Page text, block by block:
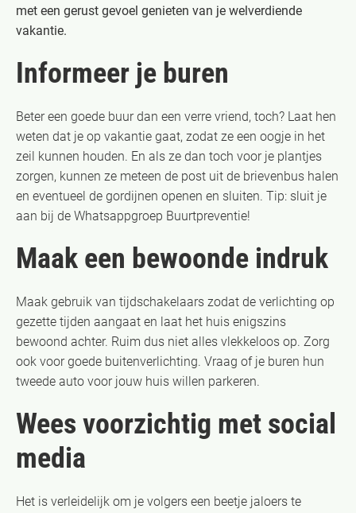
met een gerust gevoel genieten van je welverdiende
vakantie.
Informeer je buren
Beter een goede buur dan een verre vriend, toch? Laat hen
weten dat je op vakantie gaat, zodat ze een oogje in het
zeil kunnen houden. En als ze dan toch voor je plantjes
zorgen, kunnen ze meteen de post uit de brievenbus halen
en eventueel de gordijnen openen en sluiten. Tip: sluit je
aan bij de Whatsappgroep Buurtpreventie!
Maak een bewoonde indruk
Maak gebruik van tijdschakelaars zodat de verlichting op
gezette tijden aangaat en laat het huis enigszins
bewoond achter. Ruim dus niet alles vlekkeloos op. Zorg
ook voor goede buitenverlichting. Vraag of je buren hun
tweede auto voor jouw huis willen parkeren.
Wees voorzichtig met social
media
Het is verleidelijk om je volgers een beetje jaloers te